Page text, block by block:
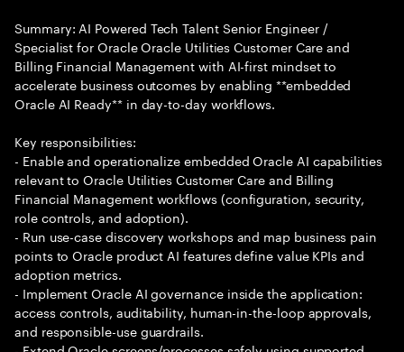
Summary: AI Powered Tech Talent Senior Engineer /
Specialist for Oracle Oracle Utilities Customer Care and
Billing Financial Management with AI-first mindset to
accelerate business outcomes by enabling **embedded
Oracle AI Ready** in day-to-day workflows.
Key responsibilities:
- Enable and operationalize embedded Oracle AI capabilities
relevant to Oracle Utilities Customer Care and Billing
Financial Management workflows (configuration, security,
role controls, and adoption).
- Run use-case discovery workshops and map business pain
points to Oracle product AI features define value KPIs and
adoption metrics.
- Implement Oracle AI governance inside the application:
access controls, auditability, human-in-the-loop approvals,
and responsible-use guardrails.